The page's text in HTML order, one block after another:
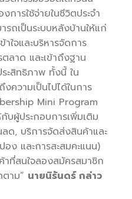
ารใช้จ่ายในชีวิตประจำ
ถเป็นระบบหลังบ้านให้แก่
าใจและบริหารจัดการ
ลาด และเข้าถึงฐาน
ะสิทธิภาพ ทั้งนี้ ใน
วามเป็นไปได้ในการ
Mini Program
ผู้ประกอบการเพิ่มเติม
ด, บริการจัดส่งสินค้าและ
อง และการสะสมคะแนน)
าที่สนใจลองสมัครสมาชิก
าม” นายนิรันดร์ กล่าว